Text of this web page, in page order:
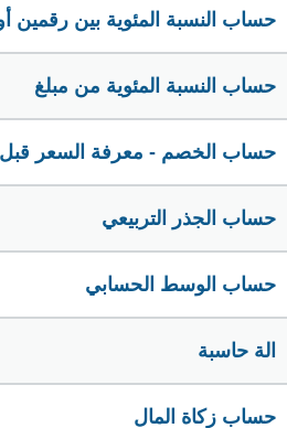
حساب النسبة المئوية بين رقمين أو
حساب النسبة المئوية من مبلغ
حساب الخصم - معرفة السعر قبل
حساب الجذر التربيعي
حساب الوسط الحسابي
الة حاسبة
حساب زكاة المال